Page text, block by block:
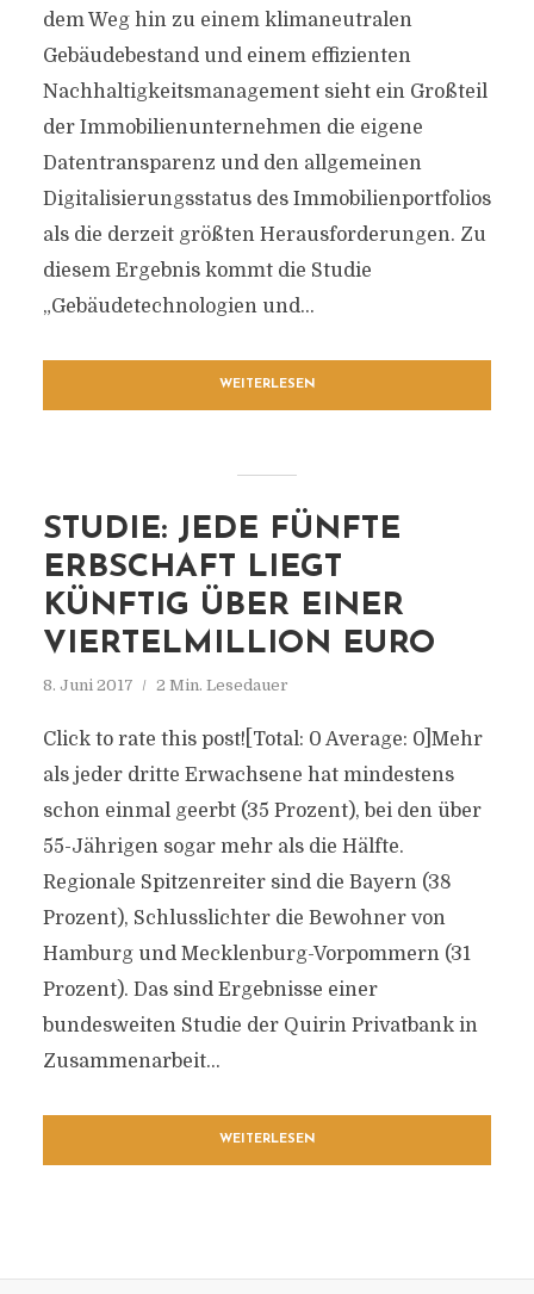
dem Weg hin zu einem klimaneutralen
Gebäudebestand und einem effizienten
Nachhaltigkeitsmanagement sieht ein Großteil
der Immobilienunternehmen die eigene
Datentransparenz und den allgemeinen
Digitalisierungsstatus des Immobilienportfolios
als die derzeit größten Herausforderungen. Zu
diesem Ergebnis kommt die Studie
„Gebäudetechnologien und...
WEITERLESEN
STUDIE: JEDE FÜNFTE
ERBSCHAFT LIEGT
KÜNFTIG ÜBER EINER
VIERTELMILLION EURO
8. Juni 2017 2 Min. Lesedauer
Click to rate this post![Total: 0 Average: 0]Mehr
als jeder dritte Erwachsene hat mindestens
schon einmal geerbt (35 Prozent), bei den über
55-Jährigen sogar mehr als die Hälfte.
Regionale Spitzenreiter sind die Bayern (38
Prozent), Schlusslichter die Bewohner von
Hamburg und Mecklenburg-Vorpommern (31
Prozent). Das sind Ergebnisse einer
bundesweiten Studie der Quirin Privatbank in
Zusammenarbeit...
WEITERLESEN